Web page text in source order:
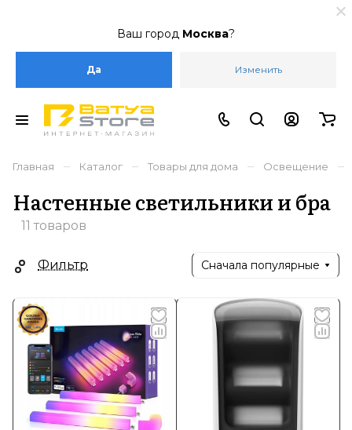
Ваш город Москва?
Да Изменить
Главная – Каталог – Товары для дома – Освещение –
Настенные светильники и бра
11 товаров
Фильтр Сначала популярные